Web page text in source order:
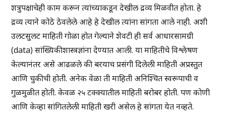
शत्रुपक्षाचेही काम करून त्यांच्याकडून देखील द्रव्य मिळवीत होता. हे
द्रव्य त्याने कोठे ठेवलेले आहे हे देखील त्यांना सांगता आले नाही. अशी
उलटसुलट माहिती गोळा होत गेल्याने शेवटी ही सर्व आधारसामग्री
(data) सांख्यिकीशास्त्रज्ञांना देण्यात आली. या माहितीचे विश्लेषण
केल्यानंतर असे आढळले की बरयाच प्रसंगी दिलेली माहिती अप्रस्तुत
आणि चुकीची होती. अनेक वेळा ती माहिती अनिश्चित स्वरूपाची व
गुळमुळीत होती. केवळ २५ टक्क्यातील माहिती बरोबर होती. पण कोणी
आणि केव्हा सांगितलेली माहिती खरी असेल हे सांगता येत नव्हते.